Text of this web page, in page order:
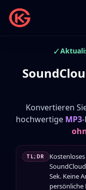
✓
Konvertieren
hochwertige MP3
TL;DR
Sek. Keine
persönliche